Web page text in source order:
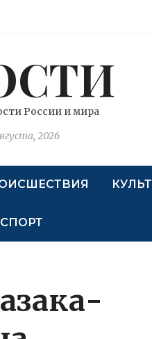
России и мира
2026
КУЛЬТ
СПОРТ